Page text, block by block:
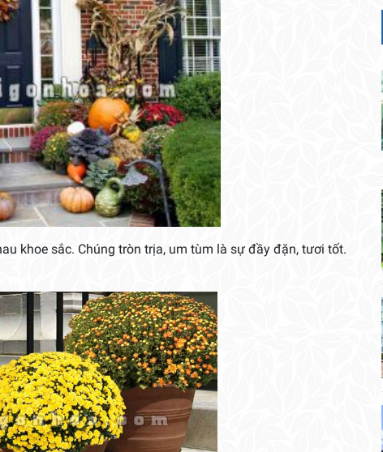
khoe sắc. Chúng tròn trịa, um tùm là sự đầy đặn, tươi tốt.